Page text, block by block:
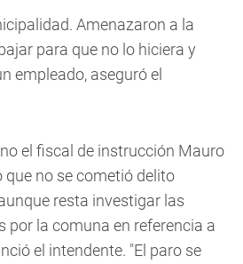
Amenazaron a la
para que no lo hiciera y
empleado, aseguró el
el fiscal de instrucción Mauro
que no se cometió delito
resta investigar las
por la comuna en referencia a
el intendente. "El paro se